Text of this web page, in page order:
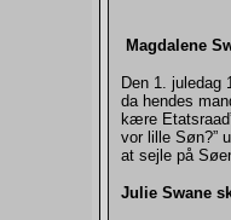
Magdalene
Den 1. juledag
da hendes
kære
vor lille Søn?”
at sejle på
Julie Swane